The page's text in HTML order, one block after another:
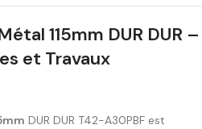
115mm DUR DUR –
et Travaux
DUR DUR T42-A30PBF est